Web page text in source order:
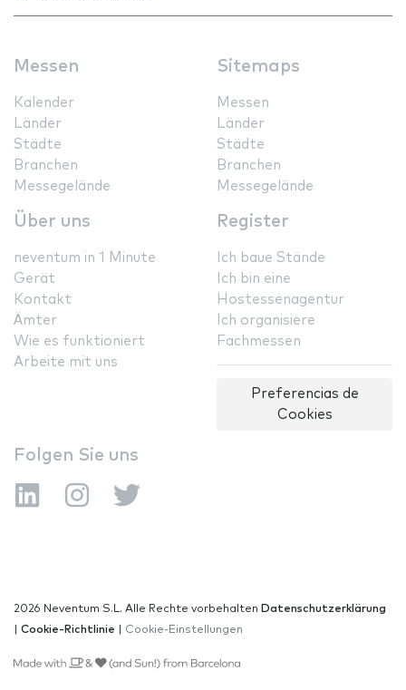
Messen
Kalender
Länder
Städte
Branchen
Messegelände
Sitemaps
Messen
Länder
Städte
Branchen
Messegelände
Über uns
neventum in 1 Minute
Gerät
Kontakt
Ämter
Wie es funktioniert
Arbeite mit uns
Register
Ich baue Stände
Ich bin eine
Hostessenagentur
Ich organisiere
Fachmessen
Preferencias de
Cookies
Folgen Sie uns
2026 Neventum S.L. Alle Rechte vorbehalten Datenschutzerklärung
Cookie-Richtlinie Cookie-Einstellungen